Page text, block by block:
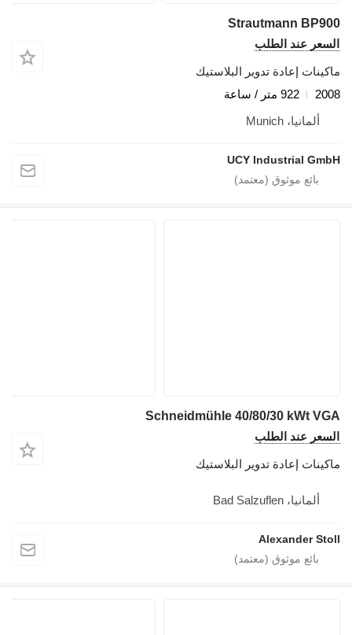
Strautmann BP900
السعر عند الطلب
ماكينات إعادة تدوير البلاستيك
2008
922 متر / ساعة
ألمانيا، Munich
UCY Industrial GmbH
Schneidmühle 40/80/30 kWt VGA
السعر عند الطلب
ماكينات إعادة تدوير البلاستيك
ألمانيا، Bad Salzuflen
Alexander Stoll